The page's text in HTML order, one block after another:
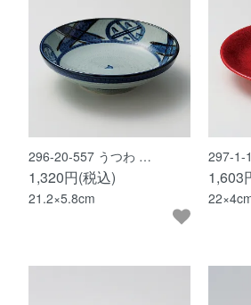
296-20-557 うつわ …
1,320円(税込)
21.2×5.8cm
297-1-
1,603